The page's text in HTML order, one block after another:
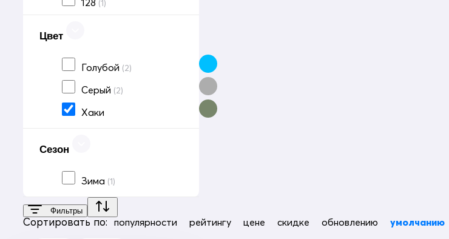
(1)
Цвет
Голубой (2)
Серый (2)
Хаки
Сезон
Зима (1)
Фильтры
Сортировать по: популярности рейтингу цене скидке обновлению умолчанию